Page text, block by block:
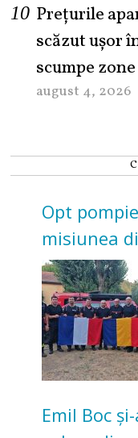
Prețurile
scăzut ușor
scumpe zone
august 4, 2026
Opt
misiunea
incendii de
Emil Boc